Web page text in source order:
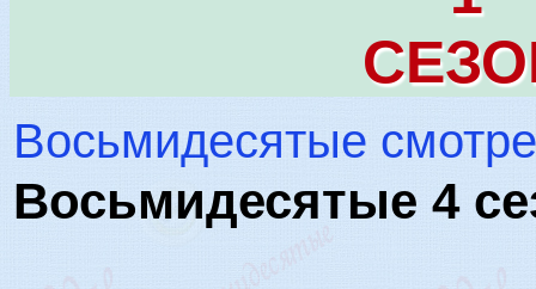
Восьмидесятые
Восьмидесятые 4